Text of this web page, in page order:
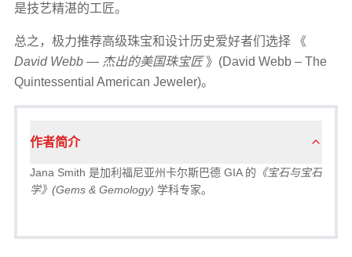
是技艺精湛的工匠。
总之，极力推荐高级珠宝和设计历史爱好者们选择 《
David Webb — 杰出的美国珠宝匠》(David Webb – The
Quintessential American Jeweler)。
作者简介
Jana Smith 是加利福尼亚州卡尔斯巴德 GIA 的 《宝石与宝石
学》(Gems & Gemology) 学科专家。